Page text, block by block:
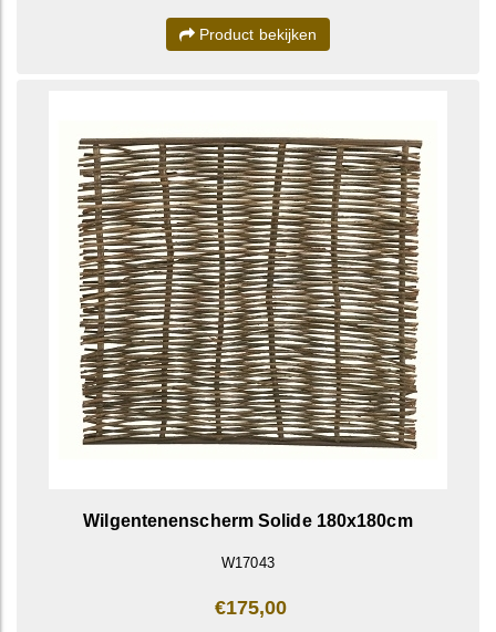
Product bekijken
Wilgentenenscherm Solide 180x180cm
W17043
€175,00